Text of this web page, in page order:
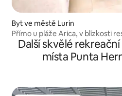
Byt ve městě Lurin
Přímo u pláže Arica, v blízkosti
a bazén
Další skvělé
místa Punta